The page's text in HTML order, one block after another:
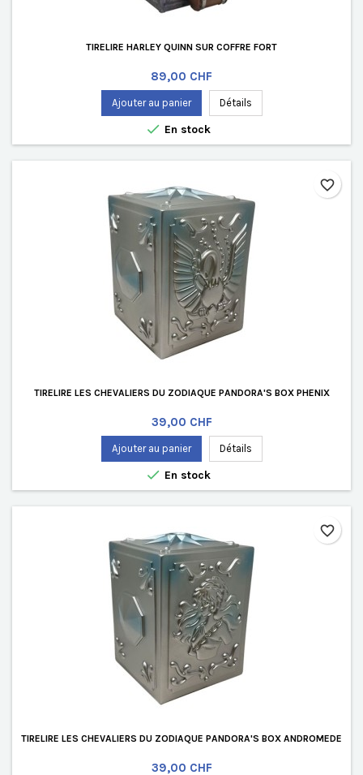
TIRELIRE HARLEY QUINN SUR COFFRE FORT
Prix
89,00 CHF
Ajouter au panier Détails
 En stock
TIRELIRE LES CHEVALIERS DU ZODIAQUE PANDORA'S BOX PHENIX
Prix
39,00 CHF
Ajouter au panier Détails
 En stock
favorite_border
TIRELIRE LES CHEVALIERS DU ZODIAQUE PANDORA'S BOX ANDROMEDE
Prix
39,00 CHF
favorite_border